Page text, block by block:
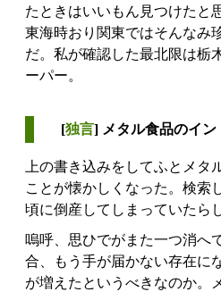
たときはいいもん見つけたと
東海時おり関東ではそんなみ
だ。私が確認した最北限は栃
ーパー。
[独言] メタル食品のイン
上の書き込みをしてふとメタ
ことが懐かしくなった。検索
頃に倒産してしまっていたら
嗚呼、思ひでがまた一つ消へ
合、もう手が届かない存在に
が増えたというべきなのか。